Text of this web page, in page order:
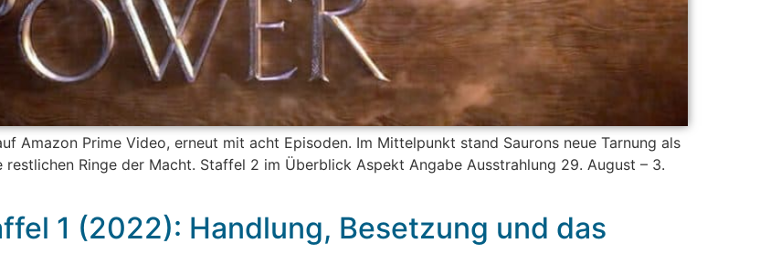
Amazon Prime Video, erneut mit acht Episoden. Im Mittelpunkt stand Saurons neue Tarnung als
restlichen Ringe der Macht. Staffel 2 im Überblick Aspekt Angabe Ausstrahlung 29. August – 3.
1 (2022): Handlung, Besetzung und das